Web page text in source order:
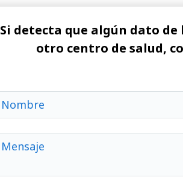
Si detecta que algún dato
otro centro de salud,